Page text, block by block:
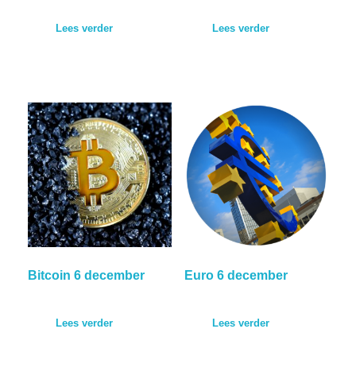
Lees verder Lees verder
Bitcoin 6 december
Lees verder
Euro 6 december
Lees verder